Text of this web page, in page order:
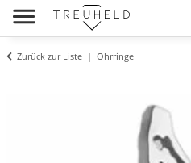
Zurück zur Liste Ohrringe